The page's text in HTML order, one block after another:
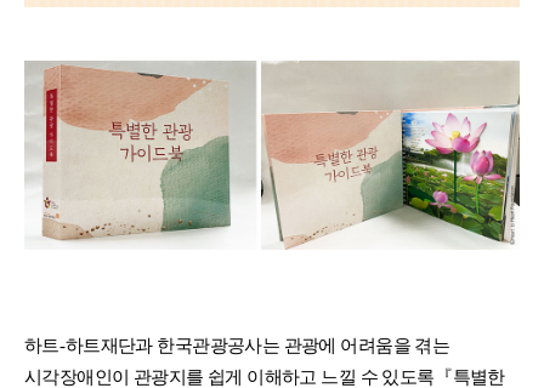
하트-하트재단과 한국관광공사는 관광에 어려움을 겪는
시각장애인이 관광지를 쉽게 이해하고 느낄 수 있도록 『특별한